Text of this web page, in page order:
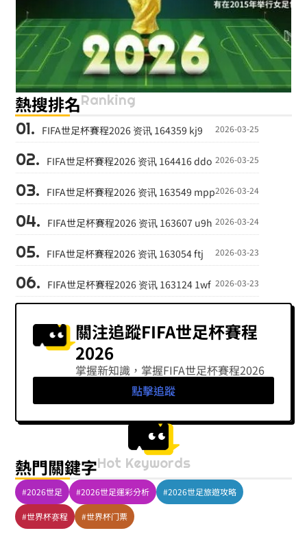
熱搜排名Ranking
FIFA世足杯賽程2026 资讯 164359 kj9 2026-03-25
FIFA世足杯賽程2026 资讯 164416 ddo 2026-03-25
FIFA世足杯賽程2026 资讯 163549 mpp2026-03-24
FIFA世足杯賽程2026 资讯 163607 u9h 2026-03-24
FIFA世足杯賽程2026 资讯 163054 ftj 2026-03-23
FIFA世足杯賽程2026 资讯 163124 1wf 2026-03-23
關注追蹤FIFA世足杯賽程
2026
掌握新知識，掌握FIFA世足杯賽程2026
點擊追蹤
熱門關鍵字Hot Keywords
#2026世足 #2026世足運彩分析 #2026世足旅遊攻略
#世界杯赛程 #世界杯门票